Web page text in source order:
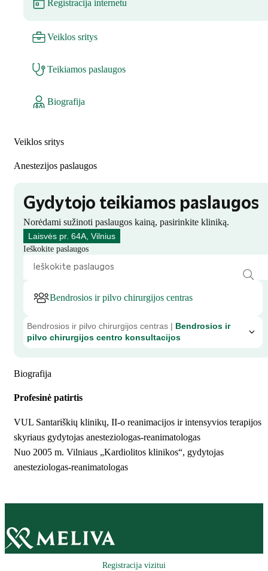
Registracija internetu
Veiklos sritys
Teikiamos paslaugos
Biografija
Veiklos sritys
Anestezijos paslaugos
Gydytojo teikiamos paslaugos
Norėdami sužinoti paslaugos kainą, pasirinkite kliniką.
Laisvės pr. 64A, Vilnius
Ieškokite paslaugos
Bendrosios ir pilvo chirurgijos centras
Bendrosios ir pilvo chirurgijos centras | Bendrosios ir
pilvo chirurgijos centro konsultacijos
Biografija
Profesinė patirtis
VUL Santariškių klinikų, II-o reanimacijos ir intensyvios terapijos
skyriaus gydytojas anesteziologas-reanimatologas
Nuo 2005 m. Vilniaus „Kardiolitos klinikos“, gydytojas
anesteziologas-reanimatologas
Registracija vizitui